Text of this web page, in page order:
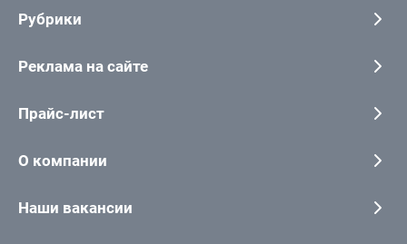
Рубрики
Реклама на сайте
Прайс-лист
О компании
Наши вакансии